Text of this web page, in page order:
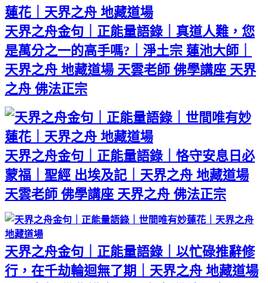
天界之舟金句｜正能量語錄｜真道人難，您
是萬分之一的高手嗎?｜淨土宗 蓮池大師｜
天界之舟 地藏道場 天雲老師 佛學講座 天界
之舟 佛法正宗
天界之舟金句｜正能量語錄｜恪守安息日必
蒙福｜聖經 出埃及記｜天界之舟 地藏道場
天雲老師 佛學講座 天界之舟 佛法正宗
天界之舟金句｜正能量語錄｜以忙碌推辭修
行，在千劫輪迴無了期｜天界之舟 地藏道場